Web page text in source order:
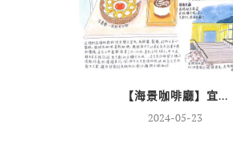
【海景咖啡廳】宜...
2024-05-23